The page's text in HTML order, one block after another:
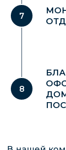
г. Хабаровск
ул.
Услуги